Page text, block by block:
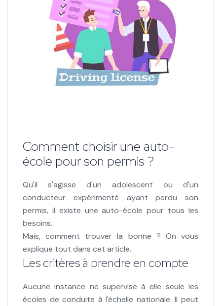
Comment choisir une auto-
école pour son permis ?
Qu'il s'agisse d'un adolescent ou d'un
conducteur expérimenté ayant perdu son
permis, il existe une auto-école pour tous les
besoins.
Mais, comment trouver la bonne ? On vous
explique tout dans cet article.
Les critères à prendre en compte
Aucune instance ne supervise à elle seule les
écoles de conduite à l'échelle nationale. Il peut